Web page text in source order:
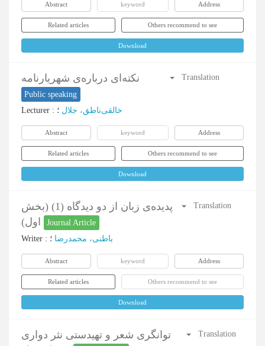
Abstract keyword Address
Related articles Others recommend to see
Download
نکته‌ای درباره‌ی شهریارنامه
Public speaking
Translation
Lecturer : خالقی‌ناطق، جلال ؛
Abstract keyword Address
Related articles Others recommend to see
Download
پدیده‌ی زبان از دو دیدگاه (1) (بخش
Journal Article
Translation
Writer : باطنی، محمدرضا ؛
Abstract keyword Address
Related articles Others recommend to see
Download
توانگری شعر و تهیدستی نثر دواری
Translation